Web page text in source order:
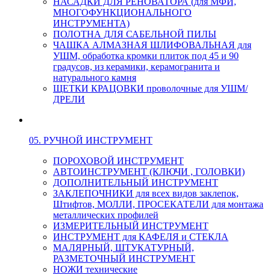
МНОГОФУНКЦИОНАЛЬНОГО
ИНСТРУМЕНТА)
ПОЛОТНА ДЛЯ САБЕЛЬНОЙ ПИЛЫ
ЧАШКА АЛМАЗНАЯ ШЛИФОВАЛЬНАЯ для
УШМ, обработка кромки плиток под 45 и 90
градусов, из керамики, керамогранита и
натурального камня
ЩЕТКИ КРАЦОВКИ проволочные для УШМ/
ДРЕЛИ
05. РУЧНОЙ ИНСТРУМЕНТ
ПОРОХОВОЙ ИНСТРУМЕНТ
АВТОИНСТРУМЕНТ (КЛЮЧИ , ГОЛОВКИ)
ДОПОЛНИТЕЛЬНЫЙ ИНСТРУМЕНТ
ЗАКЛЕПОЧНИКИ для всех видов заклепок,
Штифтов, МОЛЛИ, ПРОСЕКАТЕЛИ для монтажа
металлических профилей
ИЗМЕРИТЕЛЬНЫЙ ИНСТРУМЕНТ
ИНСТРУМЕНТ для КАФЕЛЯ и СТЕКЛА
МАЛЯРНЫЙ, ШТУКАТУРНЫЙ,
РАЗМЕТОЧНЫЙ ИНСТРУМЕНТ
НОЖИ технические